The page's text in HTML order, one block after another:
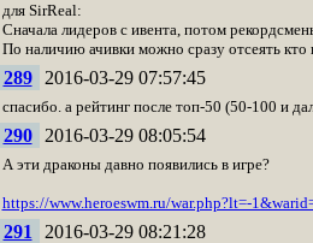
для SirReal:
Сначала лидеров с ивента, потом
По наличию ачивки можно сразу отсеять кто
289 2016-03-29 07:57:45
спасибо. а рейтинг после топ-50 (50-100 и
290 2016-03-29 08:05:54
А эти драконы давно появились в игре?
https://www.heroeswm.ru/war.php?lt=-
291 2016-03-29 08:21:28